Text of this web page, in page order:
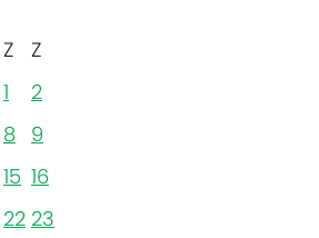
Z
Z
1
2
8 9
15 16
22 23